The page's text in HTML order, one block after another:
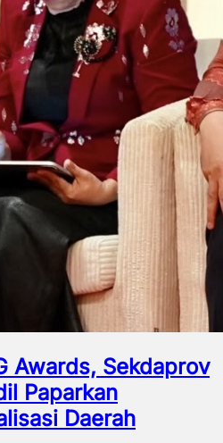
Awards, Sekdaprov
Paparkan
Daerah